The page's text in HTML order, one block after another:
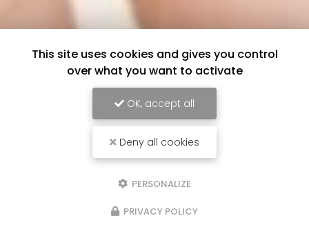
This site uses cookies and gives you control
over what you want to activate
OK, accept all
Deny all cookies
PERSONALIZE
PRIVACY POLICY